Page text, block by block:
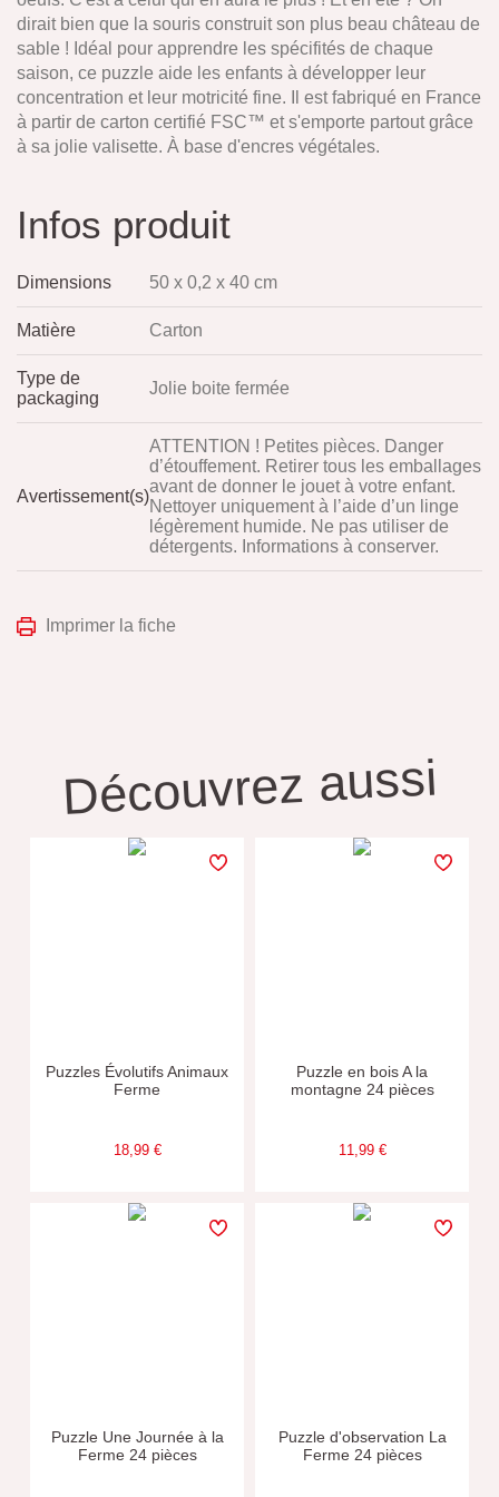
dirait bien que la souris construit son plus beau château de
sable ! Idéal pour apprendre les spécifités de chaque
saison, ce puzzle aide les enfants à développer leur
concentration et leur motricité fine. Il est fabriqué en France
à partir de carton certifié FSC™ et s'emporte partout grâce
à sa jolie valisette. À base d'encres végétales.
Infos produit
Dimensions 50 x 0,2 x 40 cm
Matière Carton
Type de
packaging
Jolie boite fermée
Avertissement(s)
ATTENTION ! Petites pièces. Danger
d’étouffement. Retirer tous les emballages
avant de donner le jouet à votre enfant.
Nettoyer uniquement à l’aide d’un linge
légèrement humide. Ne pas utiliser de
détergents. Informations à conserver.
Imprimer la fiche
Découvrez aussi
Puzzles Évolutifs Animaux
Ferme
18,99 €
Puzzle en bois A la
montagne 24 pièces
11,99 €
Puzzle Une Journée à la
Ferme 24 pièces
Puzzle d'observation La
Ferme 24 pièces